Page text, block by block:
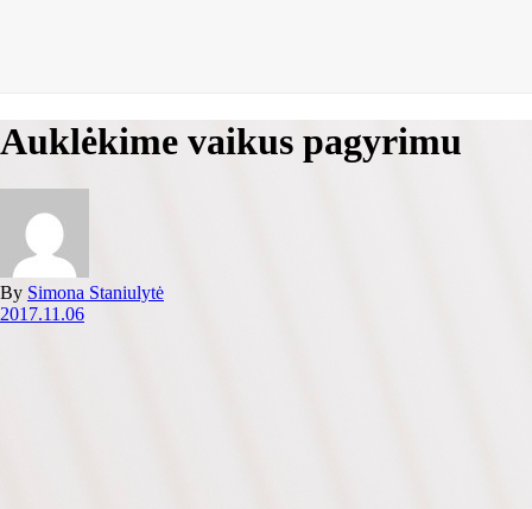
Auklėkime vaikus pagyrimu
By Simona Staniulytė
2017.11.06